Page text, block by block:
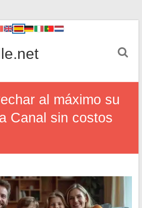
al máximo su
Canal sin costos